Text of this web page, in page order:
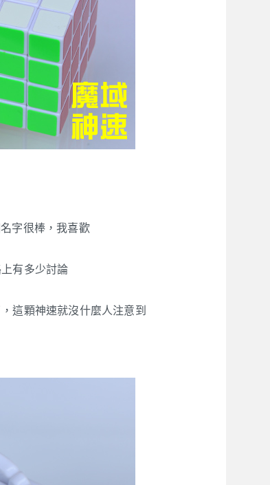
字很棒，我喜歡
有多少討論
這顆神速就沒什麼人注意到